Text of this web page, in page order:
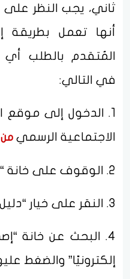
ثاني، يجب النظر
أنها تعمل بطريقة
المُتقدم بالطلب
في التالي:
1. الدخول إلى موقع
الاجتماعية الرسمي من
2. الوقوف على خانة “خدمات الوزارة”.
3. النقر على خيار “دليل الخدمات”.
4. البحث عن خانة
إلكترونيًا” والضغط